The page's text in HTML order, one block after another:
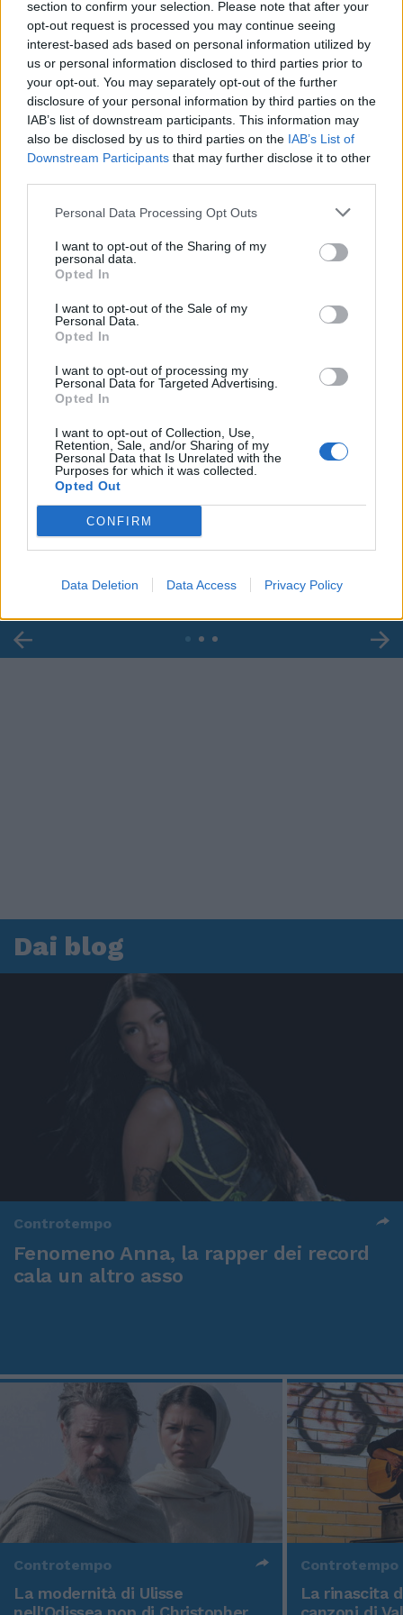
section to confirm your selection. Please note that after your
opt-out request is processed you may continue seeing
interest-based ads based on personal information utilized by
us or personal information disclosed to third parties prior to
your opt-out. You may separately opt-out of the further
disclosure of your personal information by third parties on the
IAB’s list of downstream participants. This information may
also be disclosed by us to third parties on the IAB’s List of
Downstream Participants that may further disclose it to other
Personal Data Processing Opt Outs
I want to opt-out of the Sharing of my
personal data.
Opted In
I want to opt-out of the Sale of my
Personal Data.
Opted In
I want to opt-out of processing my
Personal Data for Targeted Advertising.
Opted In
I want to opt-out of Collection, Use,
Retention, Sale, and/or Sharing of my
Personal Data that Is Unrelated with the
Purposes for which it was collected.
Opted Out
CONFIRM
Data Deletion Data Access Privacy Policy
00:00
Leonardo Maria Del Vecchio dall'ex compagna
Dai blog
Controtempo
Fenomeno Anna, la rapper dei record
cala un altro asso
Controtempo
La modernità di Ulisse
Controtempo
La rinascita